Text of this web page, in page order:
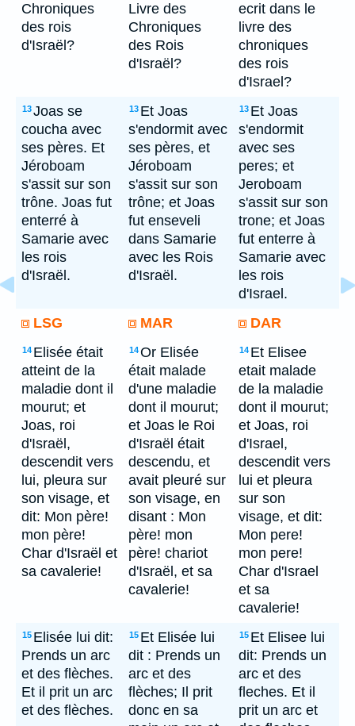
Chroniques
des rois
d'Israël?
Livre des
Chroniques
des Rois
d'Israël?
ecrit dans le
livre des
chroniques
des rois
d'Israel?
13Joas se
coucha avec
ses pères. Et
Jéroboam
s'assit sur son
trône. Joas fut
enterré à
Samarie avec
les rois
d'Israël.
13 Et Joas
s'endormit avec
ses pères, et
Jéroboam
s'assit sur son
trône; et Joas
fut enseveli
dans Samarie
avec les Rois
d'Israël.
13 Et Joas
s'endormit
avec ses
peres; et
Jeroboam
s'assit sur son
trone; et Joas
fut enterre à
Samarie avec
les rois
d'Israel.
LSG
MAR DAR
14 Elisée était
atteint de la
maladie dont il
mourut; et
Joas, roi
d'Israël,
descendit vers
lui, pleura sur
son visage, et
dit: Mon père!
mon père!
Char d'Israël et
sa cavalerie!
14Or Elisée
était malade
d'une maladie
dont il mourut;
et Joas le Roi
d'Israël était
descendu, et
avait pleuré sur
son visage, en
disant : Mon
père! mon
père! chariot
d'Israël, et sa
cavalerie!
14 Et Elisee
etait malade
de la maladie
dont il mourut;
et Joas, roi
d'Israel,
descendit vers
lui et pleura
sur son
visage, et dit:
Mon pere!
mon pere!
Char d'Israel
et sa
cavalerie!
15 Elisée lui dit:
Prends un arc
et des flèches.
Et il prit un arc
et des flèches.
15 Et Elisée lui
dit : Prends un
arc et des
flèches; Il prit
donc en sa
15 Et Elisee lui
dit: Prends un
arc et des
fleches. Et il
prit un arc et